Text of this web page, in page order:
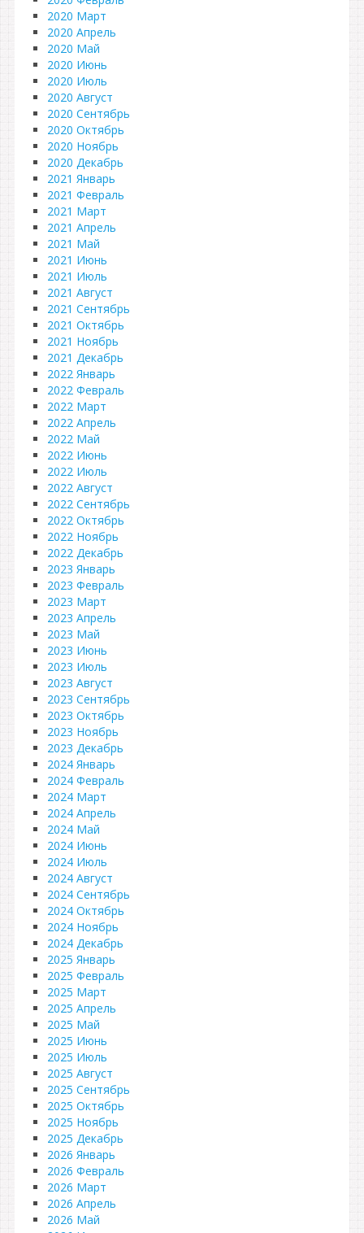
2020 Март
2020 Апрель
2020 Май
2020 Июнь
2020 Июль
2020 Август
2020 Сентябрь
2020 Октябрь
2020 Ноябрь
2020 Декабрь
2021 Январь
2021 Февраль
2021 Март
2021 Апрель
2021 Май
2021 Июнь
2021 Июль
2021 Август
2021 Сентябрь
2021 Октябрь
2021 Ноябрь
2021 Декабрь
2022 Январь
2022 Февраль
2022 Март
2022 Апрель
2022 Май
2022 Июнь
2022 Июль
2022 Август
2022 Сентябрь
2022 Октябрь
2022 Ноябрь
2022 Декабрь
2023 Январь
2023 Февраль
2023 Март
2023 Апрель
2023 Май
2023 Июнь
2023 Июль
2023 Август
2023 Сентябрь
2023 Октябрь
2023 Ноябрь
2023 Декабрь
2024 Январь
2024 Февраль
2024 Март
2024 Апрель
2024 Май
2024 Июнь
2024 Июль
2024 Август
2024 Сентябрь
2024 Октябрь
2024 Ноябрь
2024 Декабрь
2025 Январь
2025 Февраль
2025 Март
2025 Апрель
2025 Май
2025 Июнь
2025 Июль
2025 Август
2025 Сентябрь
2025 Октябрь
2025 Ноябрь
2025 Декабрь
2026 Январь
2026 Февраль
2026 Март
2026 Апрель
2026 Май